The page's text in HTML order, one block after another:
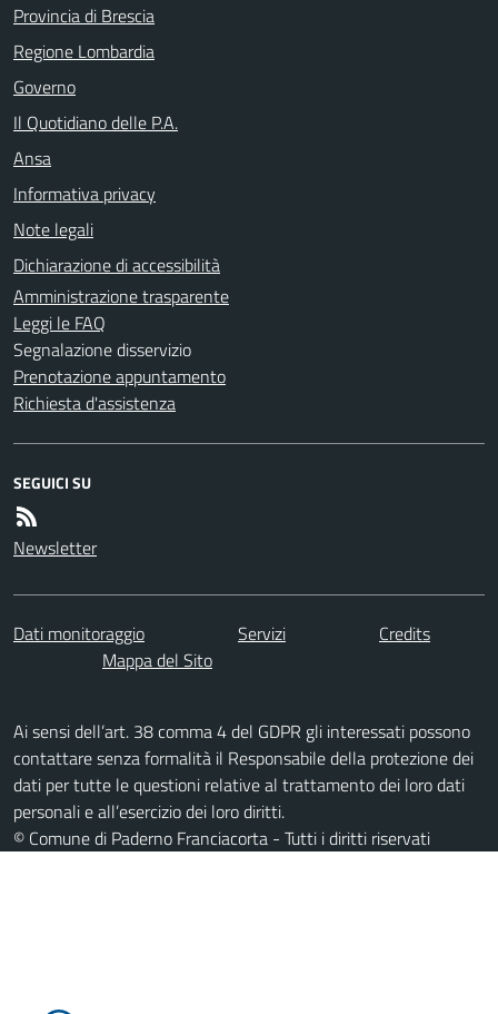
Provincia di Brescia
Regione Lombardia
Governo
Il Quotidiano delle P.A.
Ansa
Informativa privacy
Note legali
Dichiarazione di accessibilità
Amministrazione trasparente
Leggi le FAQ
Segnalazione disservizio
Prenotazione appuntamento
Richiesta d'assistenza
SEGUICI SU
Newsletter
Dati monitoraggio Servizi
Credits
Mappa del Sito
Ai sensi dell’art. 38 comma 4 del GDPR gli interessati possono
contattare senza formalità il Responsabile della protezione dei
dati per tutte le questioni relative al trattamento dei loro dati
personali e all’esercizio dei loro diritti.
© Comune di Paderno Franciacorta - Tutti i diritti riservati